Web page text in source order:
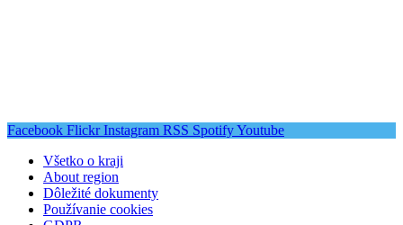
Facebook Flickr Instagram RSS SpotifyYoutube
Všetko o kraji
About region
Dôležité dokumenty
Používanie cookies